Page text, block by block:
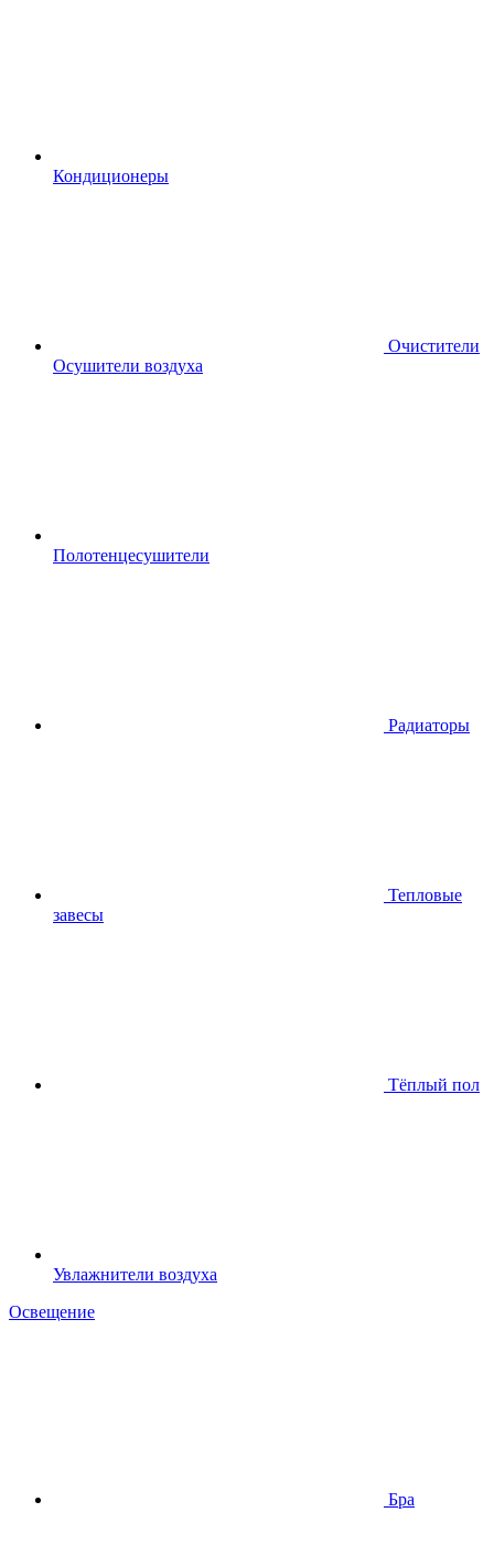
Кондиционеры
Очистители
Осушители воздуха
Полотенцесушители
Радиаторы
Тепловые
завесы
Тёплый пол
Увлажнители воздуха
Освещение
Бра